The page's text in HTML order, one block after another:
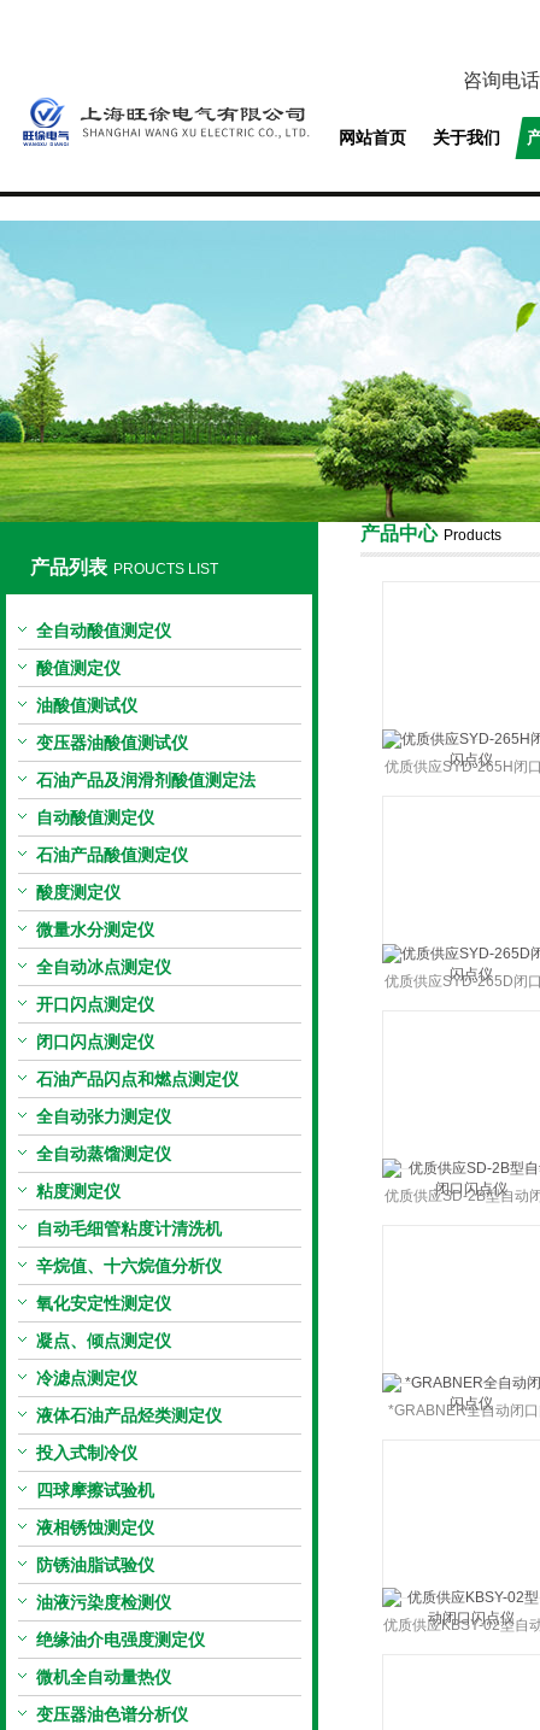
上海旺徐电气有限公司
咨询电
网站首页 关于我们
产品列表 PROUCTS LIST
全自动酸值测定仪
酸值测定仪
油酸值测试仪
变压器油酸值测试仪
石油产品及润滑剂酸值测定法
自动酸值测定仪
石油产品酸值测定仪
酸度测定仪
微量水分测定仪
全自动冰点测定仪
开口闪点测定仪
闭口闪点测定仪
石油产品闪点和燃点测定仪
全自动张力测定仪
全自动蒸馏测定仪
粘度测定仪
自动毛细管粘度计清洗机
辛烷值、十六烷值分析仪
氧化安定性测定仪
凝点、倾点测定仪
冷滤点测定仪
液体石油产品烃类测定仪
投入式制冷仪
四球摩擦试验机
液相锈蚀测定仪
防锈油脂试验仪
油液污染度检测仪
绝缘油介电强度测定仪
微机全自动量热仪
变压器油色谱分析仪
产品中心 Products
优质供应SYD-265H闭
优质供应SYD-265D闭
优质供应SD-2B型自动
*GRABNER全自动闭
优质供应KBSY-02型自